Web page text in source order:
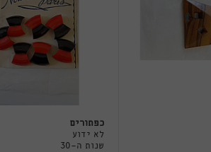
כפתורים
לא ידוע
שנות ה-30